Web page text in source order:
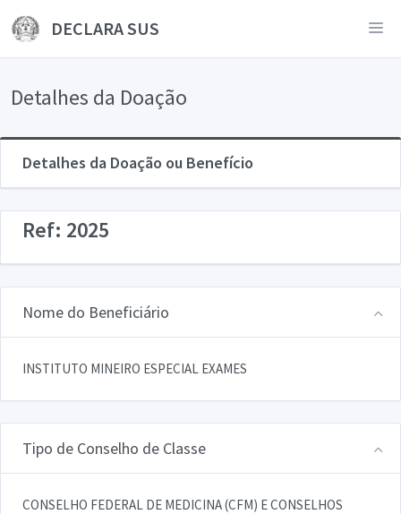
DECLARA SUS
Detalhes da Doação
Detalhes da Doação ou Benefício
Ref: 2025
Nome do Beneficiário
INSTITUTO MINEIRO ESPECIAL EXAMES
Tipo de Conselho de Classe
CONSELHO FEDERAL DE MEDICINA (CFM) E CONSELHOS